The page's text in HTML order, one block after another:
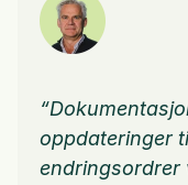
oppdateringer
endringsordrer